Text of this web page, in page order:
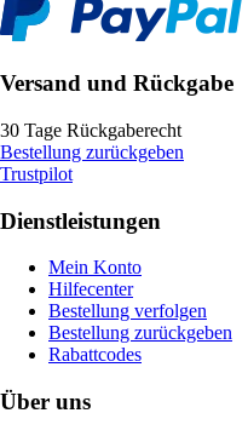
Versand und Rückgabe
30 Tage Rückgaberecht
Bestellung zurückgeben
Trustpilot
Dienstleistungen
Mein Konto
Hilfecenter
Bestellung verfolgen
Bestellung zurückgeben
Rabattcodes
Über uns